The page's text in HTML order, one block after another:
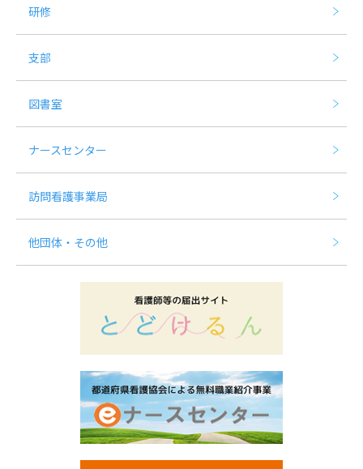
研修
支部
図書室
ナースセンター
訪問看護事業局
他団体・その他